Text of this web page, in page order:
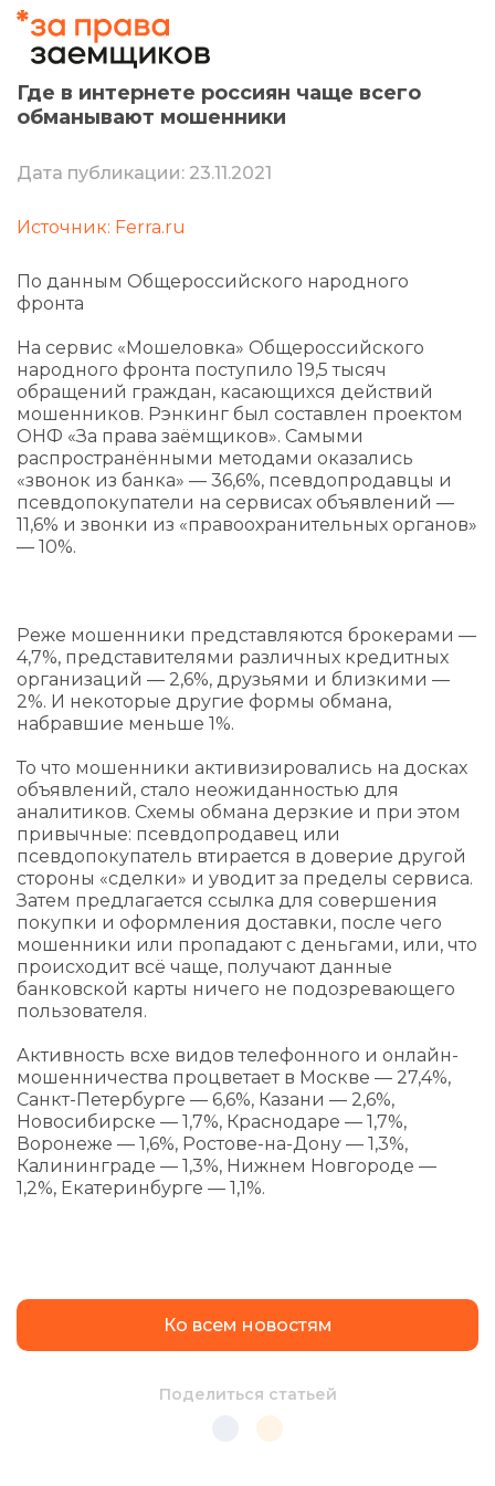
Где в интернете россиян чаще всего
обманывают мошенники
Дата публикации: 23.11.2021
Источник: Ferra.ru
По данным Общероссийского народного
фронта
На сервис «Мошеловка» Общероссийского
народного фронта поступило 19,5 тысяч
обращений граждан, касающихся действий
мошенников. Рэнкинг был составлен проектом
ОНФ «За права заёмщиков». Самыми
распространёнными методами оказались
«звонок из банка» — 36,6%, псевдопродавцы и
псевдопокупатели на сервисах объявлений —
11,6% и звонки из «правоохранительных органов»
— 10%.
Реже мошенники представляются брокерами —
4,7%, представителями различных кредитных
организаций — 2,6%, друзьями и близкими —
2%. И некоторые другие формы обмана,
набравшие меньше 1%.
То что мошенники активизировались на досках
объявлений, стало неожиданностью для
аналитиков. Схемы обмана дерзкие и при этом
привычные: псевдопродавец или
псевдопокупатель втирается в доверие другой
стороны «сделки» и уводит за пределы сервиса.
Затем предлагается ссылка для совершения
покупки и оформления доставки, после чего
мошенники или пропадают с деньгами, или, что
происходит всё чаще, получают данные
банковской карты ничего не подозревающего
пользователя.
Активность всхе видов телефонного и онлайн-
мошенничества процветает в Москве — 27,4%,
Санкт-Петербурге — 6,6%, Казани — 2,6%,
Новосибирске — 1,7%, Краснодаре — 1,7%,
Воронеже — 1,6%, Ростове-на-Дону — 1,3%,
Калининграде — 1,3%, Нижнем Новгороде —
1,2%, Екатеринбурге — 1,1%.
Ко всем новостям
Поделиться статьей